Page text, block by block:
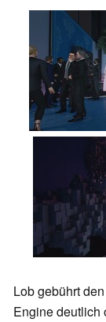
Lob gebührt
Engine deutlich